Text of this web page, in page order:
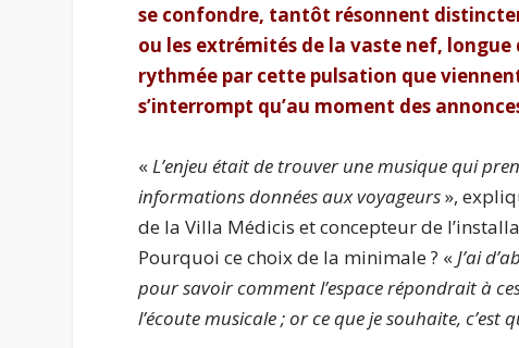
se confondre, tantôt résonnent
ou les extrémités de la vaste nef,
rythmée par cette pulsation que
s’interrompt qu’au moment des
«L’enjeu était de trouver une musique qui
informations données aux voyageurs»,
de la Villa Médicis et concepteur de
Pourquoi ce choix de la minimale ? «J’ai
pour savoir comment l’espace répondrait à
l’écoute musicale ; or ce que je souhaite, c’est